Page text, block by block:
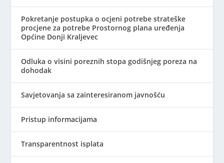
Pokretanje postupka o ocjeni potrebe strateške
procjene za potrebe Prostornog plana uređenja
Općine Donji Kraljevec
Odluka o visini poreznih stopa godišnjeg poreza na
dohodak
Savjetovanja sa zainteresiranom javnošću
Pristup informacijama
Transparentnost isplata